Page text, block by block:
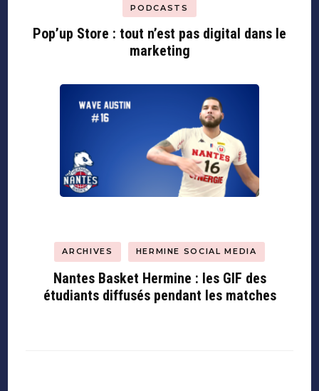
PODCASTS
Pop’up Store : tout n’est pas digital dans le
marketing
ARCHIVES HERMINE SOCIAL MEDIA
Nantes Basket Hermine : les GIF des
étudiants diffusés pendant les matches